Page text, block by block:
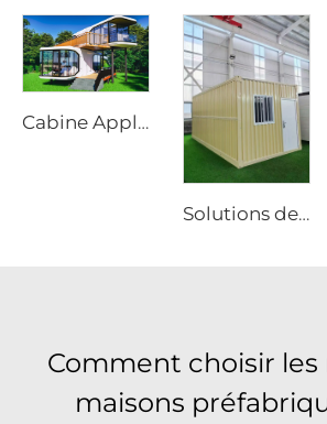
Cabine Apple modulaire à montage rapide | Pièce métallique préfabriquée portable robuste pour des projets de glamping haut de gamme et d’hôtels modernes
Solutions de conteneurs pliables en kit plat de 20 pi | Maison métallique modulaire robuste pour bureaux de chantier et projets de stockage industriel
Comment choisir les
maisons